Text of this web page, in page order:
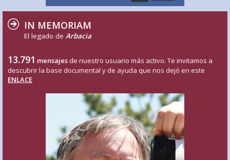
IN MEMORIAM
El legado de Arbacia
13.791 mensajes de nuestro usuario más activo. Te invitamos a
descubrir la base documental y de ayuda que nos dejó en este
ENLACE